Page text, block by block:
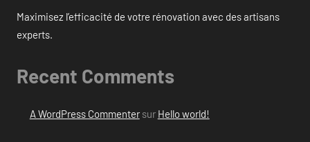
Maximisez l’efficacité de votre rénovation avec des artisans
experts.
Recent Comments
A WordPress Commentersur Hello world!